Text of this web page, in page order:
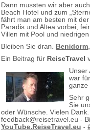
Dann mussten wir aber
Beach Hotel und zum
fährt man am besten mit
Paradis und Altea vorbei,
Villen mit Pool und
Bleiben Sie dran.
Ein Beitrag für ReiseTravel
Unser
war für
ganze
Sehr
Sie
oder Wünsche. Vielen
feedback@reisetravel.eu -
YouTube.ReiseTravel.eu -